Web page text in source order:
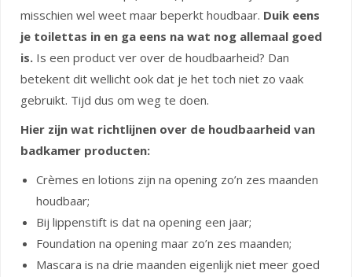
misschien wel weet maar beperkt houdbaar. Duik eens
je toilettas in en ga eens na wat nog allemaal goed
is. Is een product ver over de houdbaarheid? Dan
betekent dit wellicht ook dat je het toch niet zo vaak
gebruikt. Tijd dus om weg te doen.
Hier zijn wat richtlijnen over de houdbaarheid van
badkamer producten:
Crèmes en lotions zijn na opening zo’n zes maanden
houdbaar;
Bij lippenstift is dat na opening een jaar;
Foundation na opening maar zo’n zes maanden;
Mascara is na drie maanden eigenlijk niet meer goed